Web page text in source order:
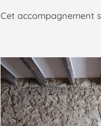
Cet accompagnement